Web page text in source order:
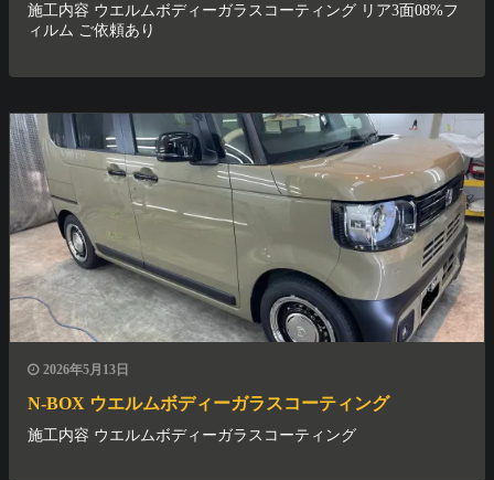
施工内容 ウエルムボディーガラスコーティング リア3面08%フ
ィルム ご依頼あり
2026年5月13日
N-BOX ウエルムボディーガラスコーティング
施工内容 ウエルムボディーガラスコーティング